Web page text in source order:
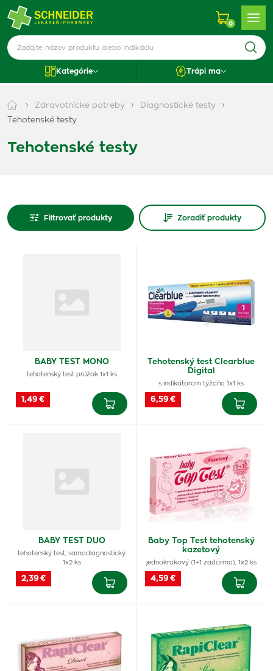
0
Kategórie Trápi ma
Zdravotnícke potreby
Diagnostické testy
Tehotenské testy
Tehotenské testy
Filtrovať produkty Zoradiť produkty
BABY TEST MONO
tehotenský test prúžok 1x1 ks
1,49 €
Tehotenský test Clearblue
Digital
s indikátorom týždňa 1x1 ks
6,59 €
BABY TEST DUO
tehotenský test, samodiagnostický
1x2 ks
2,39 €
Baby Top Test tehotenský
kazetový
jednokrokový (1+1 zadarmo), 1x2 ks
4,59 €